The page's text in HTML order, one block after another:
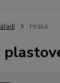
Hrábě